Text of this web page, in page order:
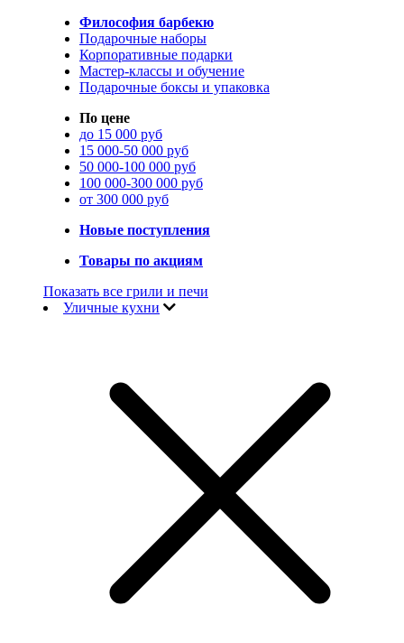
Философия барбекю
Подарочные наборы
Корпоративные подарки
Мастер-классы и обучение
Подарочные боксы и упаковка
По цене
до 15 000 руб
15 000-50 000 руб
50 000-100 000 руб
100 000-300 000 руб
от 300 000 руб
Новые поступления
Товары по акциям
Показать все грили и печи
Уличные кухни